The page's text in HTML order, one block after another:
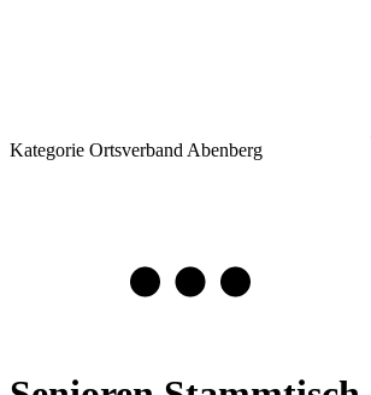
Kategorie Ortsverband Abenberg